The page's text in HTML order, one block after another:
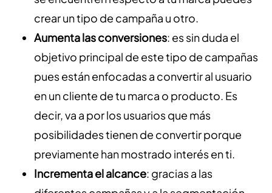
crear un tipo de campaña u otro.
Aumenta las conversiones: es sin duda el
objetivo principal de este tipo de campañas
pues están enfocadas a convertir al usuario
en un cliente de tu marca o producto. Es
decir, va a por los usuarios que más
posibilidades tienen de convertir porque
previamente han mostrado interés en ti.
Incrementa el alcance: gracias a las